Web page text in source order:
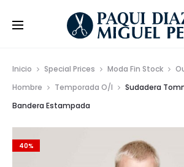
Inicio Special Prices Moda Fin Stock
Hombre
Temporada O/I
Sudadera
Bandera Estampada
40%